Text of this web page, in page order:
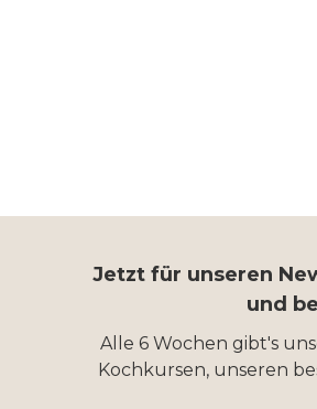
Jetzt für unseren
und
Alle 6 Wochen gibt's
Kochkursen, unseren